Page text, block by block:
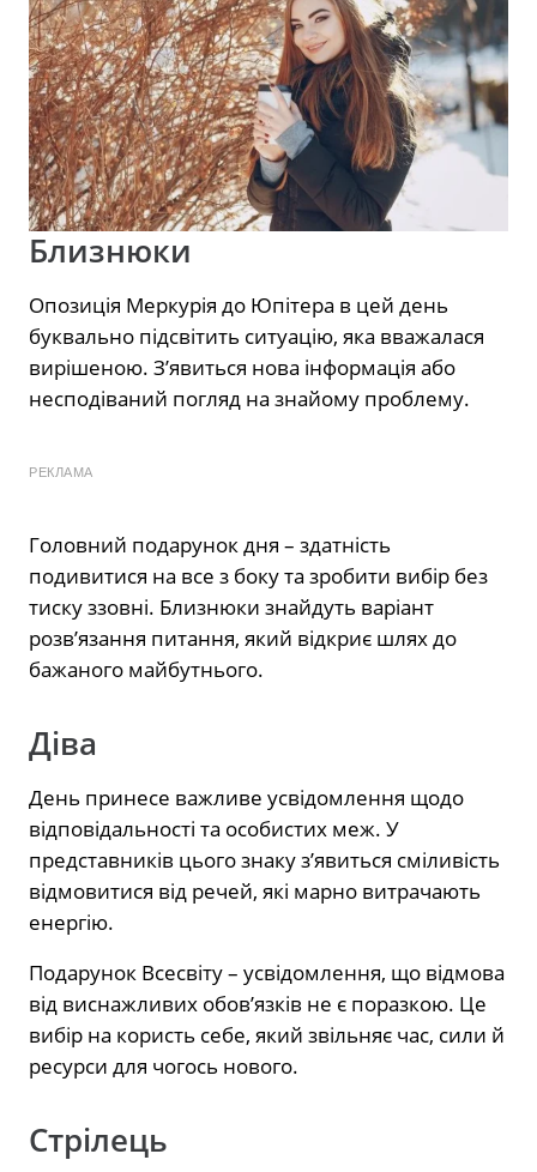
Близнюки
Опозиція Меркурія до Юпітера в цей день
буквально підсвітить ситуацію, яка вважалася
вирішеною. З’явиться нова інформація або
несподіваний погляд на знайому проблему.
РЕКЛАМА
Головний подарунок дня – здатність
подивитися на все з боку та зробити вибір без
тиску ззовні. Близнюки знайдуть варіант
розв’язання питання, який відкриє шлях до
бажаного майбутнього.
Діва
День принесе важливе усвідомлення щодо
відповідальності та особистих меж. У
представників цього знаку з’явиться сміливість
відмовитися від речей, які марно витрачають
енергію.
Подарунок Всесвіту – усвідомлення, що відмова
від виснажливих обов’язків не є поразкою. Це
вибір на користь себе, який звільняє час, сили й
ресурси для чогось нового.
Стрілець